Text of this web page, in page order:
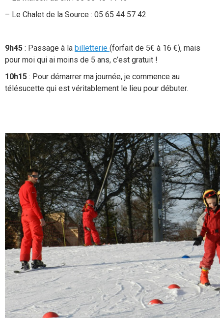
– Le Chalet de la Source : 05 65 44 57 42
9h45 : Passage à la billetterie (forfait de 5€ à 16 €), mais
pour moi qui ai moins de 5 ans, c’est gratuit !
10h15 : Pour démarrer ma journée, je commence au
télésucette qui est véritablement le lieu pour débuter.